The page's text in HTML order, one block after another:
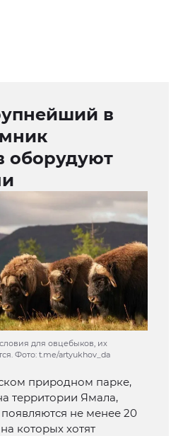
в
оборудуют
для овцебыков, их
Фото: t.me/artyukhov_da
природном парке,
территории Ямала,
не менее 20
которых хотят